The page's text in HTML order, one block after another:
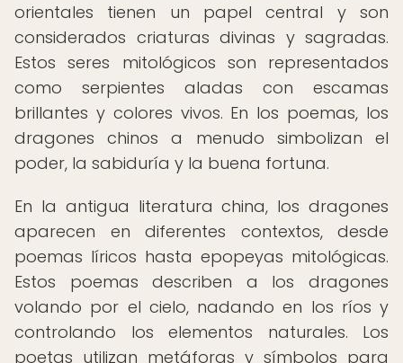
orientales tienen un papel central y son
considerados criaturas divinas y sagradas.
Estos seres mitológicos son representados
como serpientes aladas con escamas
brillantes y colores vivos. En los poemas, los
dragones chinos a menudo simbolizan el
poder, la sabiduría y la buena fortuna.
En la antigua literatura china, los dragones
aparecen en diferentes contextos, desde
poemas líricos hasta epopeyas mitológicas.
Estos poemas describen a los dragones
volando por el cielo, nadando en los ríos y
controlando los elementos naturales. Los
poetas utilizan metáforas y símbolos para